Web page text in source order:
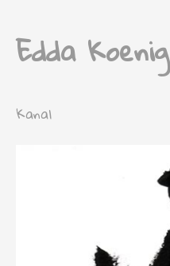
Edda Koenig
Kanal